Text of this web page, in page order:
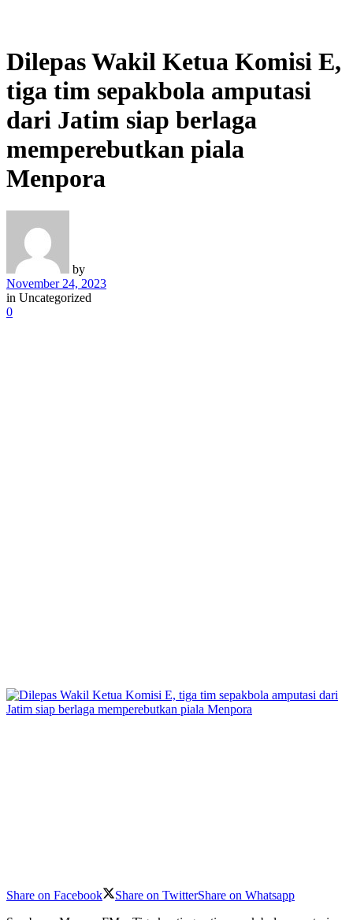
Dilepas Wakil Ketua Komisi E,
tiga tim sepakbola amputasi
dari Jatim siap berlaga
memperebutkan piala
Menpora
by
November 24, 2023
in Uncategorized
0
Share on Facebook Share on TwitterShare on Whatsapp